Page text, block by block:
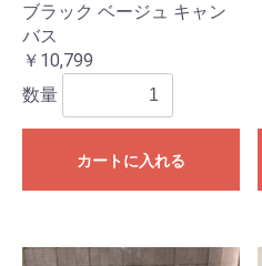
ブラック ベージュ キャン
バス
￥10,799
数量
カートに入れる